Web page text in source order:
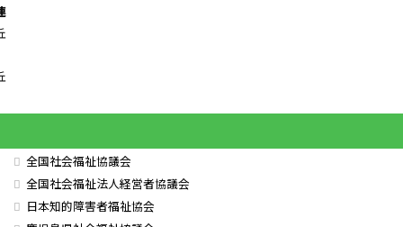
全国社会福祉協議会
全国社会福祉法人経営者協議会
日本知的障害者福祉協会